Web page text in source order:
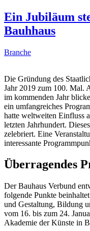
Ein Jubiläum
Bauhhaus
Branche
Die Gründung des
Jahr 2019 zum 100. Mal.
im kommenden Jahr
ein umfangreiches
hatte weltweiten Einfluss
letzten Jahrhundert.
zelebriert. Eine
interessante
Überragendes
Der Bauhaus Verbund
folgende Punkte
und Gestaltung, Bildung
vom 16. bis zum 24.
Akademie der Künste in